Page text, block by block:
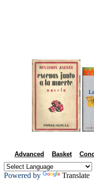
Advanced Basket
Powered by Translate